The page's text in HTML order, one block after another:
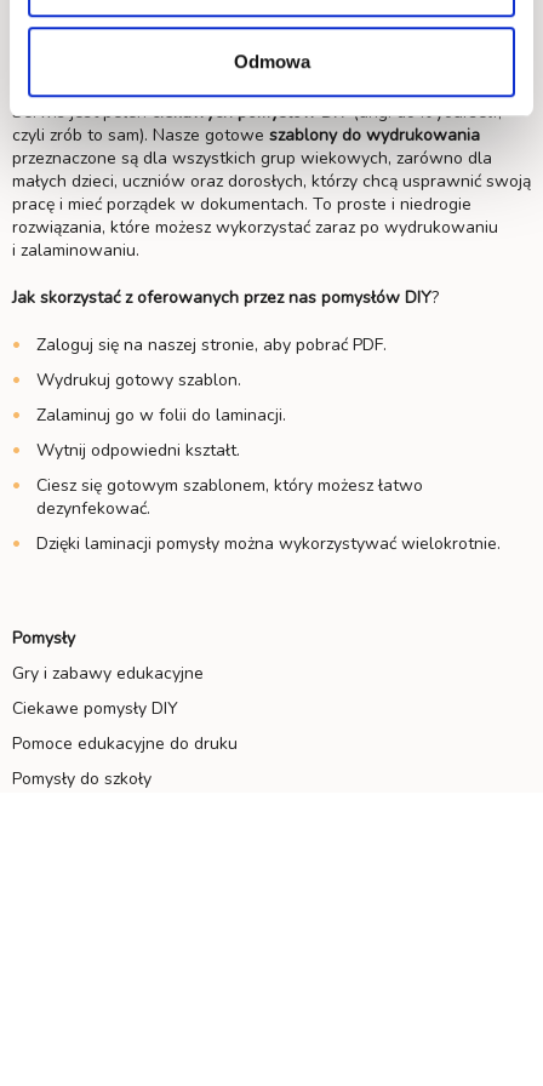
Odmowa
pomysłów? Poszukujesz nietuzinkowych dodatków do domu? Jeżeli
Serwis jest pełenciekawych pomysłów DIY(ang. do it yourself,
czyli zrób to sam). Nasze gotowe szablony do wydrukowania
przeznaczone są dla wszystkich grup wiekowych, zarówno dla
małych dzieci, uczniów oraz dorosłych, którzy chcą usprawnić swoją
pracę i mieć porządek w dokumentach. To proste i niedrogie
rozwiązania, które możesz wykorzystać zaraz po wydrukowaniu
i zalaminowaniu.
Jak skorzystać z oferowanych przez nas pomysłów DIY?
Zaloguj się na naszej stronie, aby pobrać PDF.
Wydrukuj gotowy szablon.
Zalaminuj go w folii do laminacji.
Wytnij odpowiedni kształt.
Ciesz się gotowym szablonem, który możesz łatwo
dezynfekować.
Dzięki laminacji pomysły można wykorzystywać wielokrotnie.
Pomysły
Gry i zabawy edukacyjne
Ciekawe pomysły DIY
Pomoce edukacyjne do druku
Pomysły do szkoły